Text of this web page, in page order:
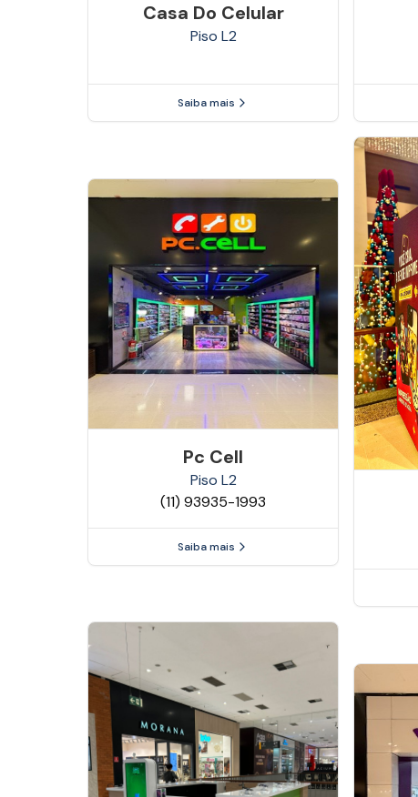
Casa Do Celular
Piso L2
Saiba mais
Pc Cell
Piso L2
(11) 93935-1993
Saiba mais